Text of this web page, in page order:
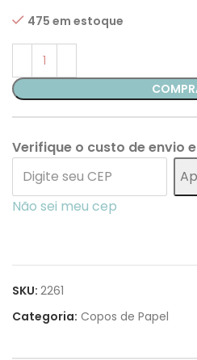
475 em estoque
Verifique o custo de envio
Não sei meu cep
SKU: 2261
Categoria: Copos de Papel